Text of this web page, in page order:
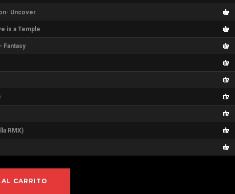
Uncover
is a Temple
Fantasy
RMX)
CARRITO